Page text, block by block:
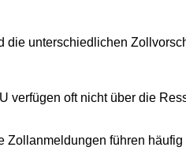
unterschiedlichen
verfügen oft nicht über die
Zollanmeldungen führen